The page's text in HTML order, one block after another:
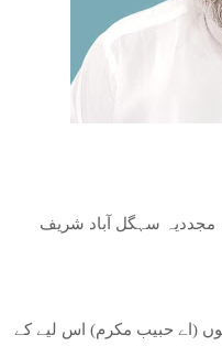
مجددیہ سہگل آباد شریف
(اے حبیب مکرم) اس لیے کے